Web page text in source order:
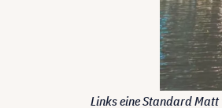
Links eine Standard Matt